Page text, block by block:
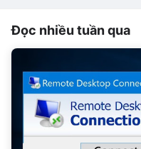
Đọc nhiều tuần qua